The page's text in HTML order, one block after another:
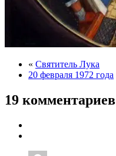
« Святитель Лука
20 февраля 1972 года
19 комментариев